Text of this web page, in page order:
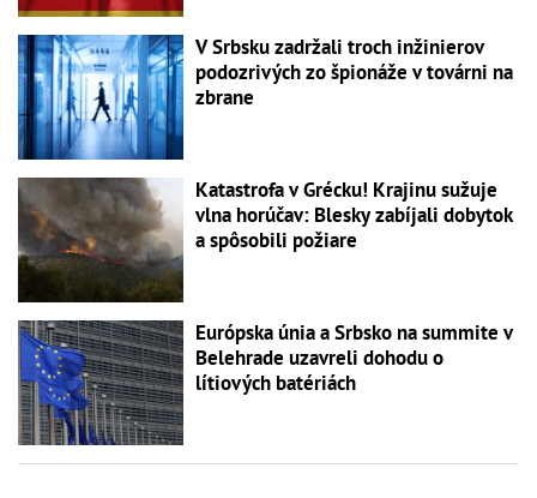
V Srbsku zadržali troch inžinierov
podozrivých zo špionáže v továrni na
zbrane
Katastrofa v Grécku! Krajinu sužuje
vlna horúčav: Blesky zabíjali dobytok
a spôsobili požiare
Európska únia a Srbsko na summite v
Belehrade uzavreli dohodu o
lítiových batériách